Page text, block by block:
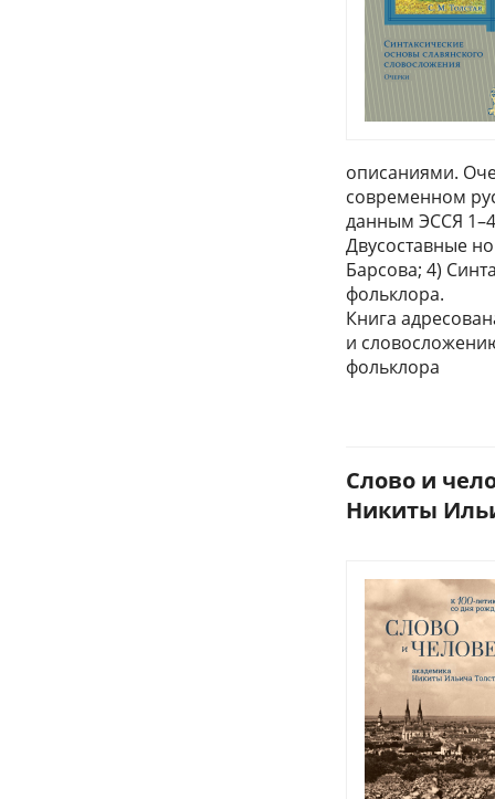
описаниями.
современном
данным ЭССЯ
Двусоставные
Барсова; 4)
фольклора.
Книга
и
фольклора
Слово и
Никиты